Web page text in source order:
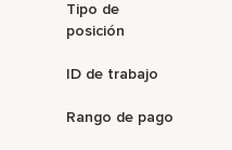
Tipo de
posición
ID de trabajo
Rango de pago